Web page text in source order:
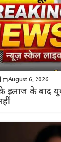
August 6, 2026
इलाज के बाद